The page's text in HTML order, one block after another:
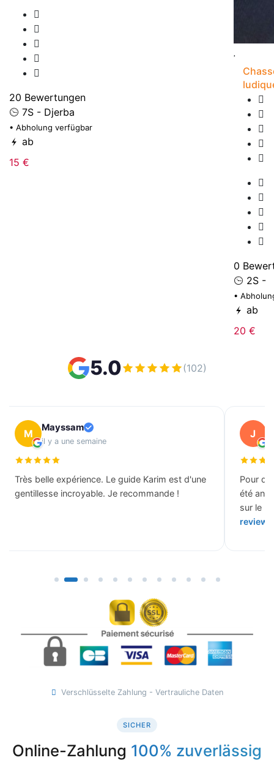
20 Bewertungen
7S - Djerba
• Abholung verfügbar
ab
15 €
0
2S -
•
ab
20 €
5.0 (102)
M
Mayssam
il y a une semaine
Très belle expérience. Le guide Karim est d'une
gentillesse incroyable. Je recommande !
J
Pour
été
sur le
review
SICHER
Online-Zahlung 100% zuverlässig
Verschlüsselte Zahlung - Vertrauliche Daten